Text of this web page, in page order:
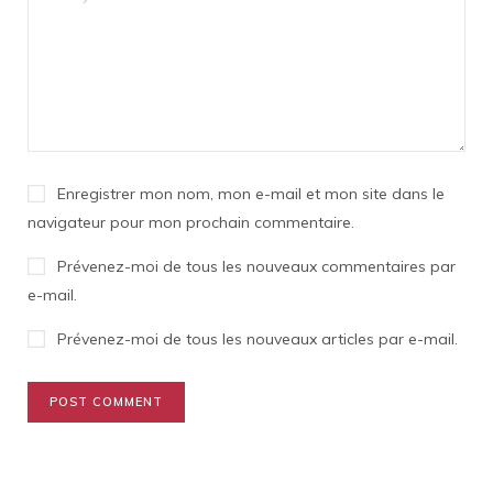
Enregistrer mon nom, mon e-mail et mon site dans le
navigateur pour mon prochain commentaire.
Prévenez-moi de tous les nouveaux commentaires par
e-mail.
Prévenez-moi de tous les nouveaux articles par e-mail.